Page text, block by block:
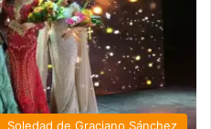
Soledad de Graciano Sánchez